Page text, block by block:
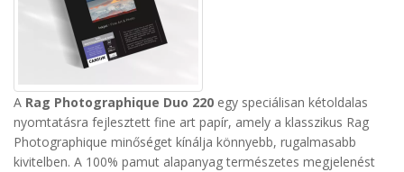
A Rag Photographique Duo 220 egy speciálisan kétoldalas
nyomtatásra fejlesztett fine art papír, amely a klasszikus Rag
Photographique minőséget kínálja könnyebb, rugalmasabb
kivitelben. A 100% pamut alapanyag természetes megjelenést